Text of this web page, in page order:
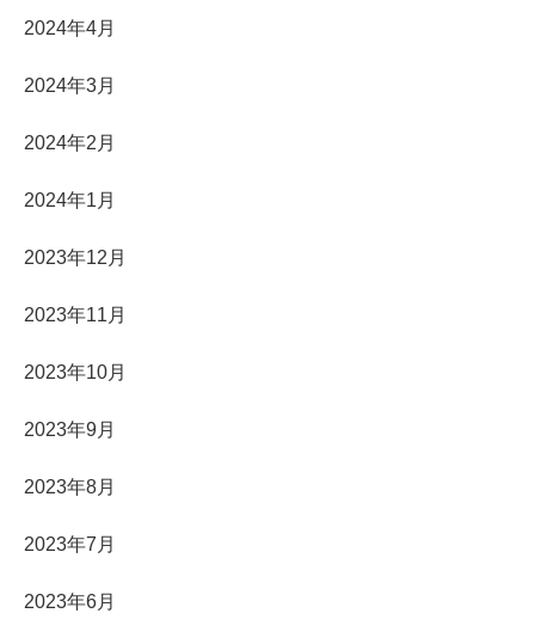
2024年4月
2024年3月
2024年2月
2024年1月
2023年12月
2023年11月
2023年10月
2023年9月
2023年8月
2023年7月
2023年6月